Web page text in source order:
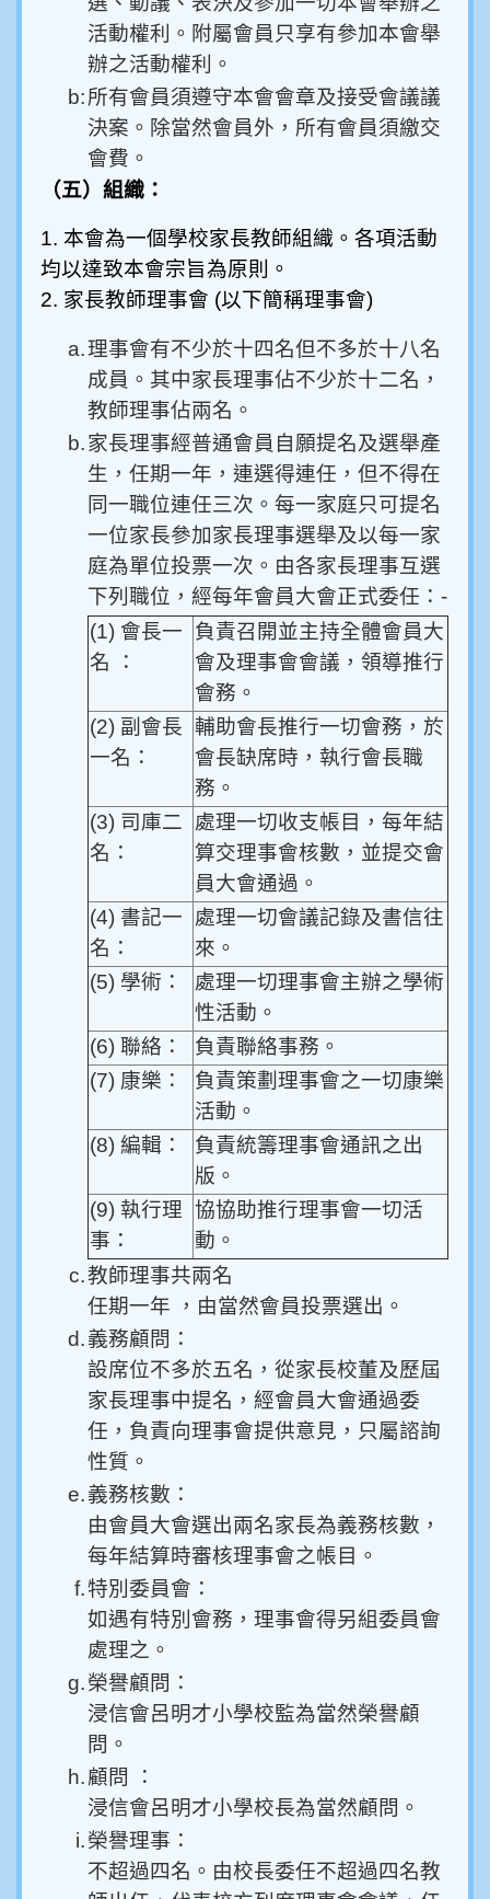
活動權利。附屬會員只享有參加本會舉
辦之活動權利。
b:所有會員須遵守本會會章及接受會議議
決案。除當然會員外，所有會員須繳交
會費。
（五）組織：
1. 本會為一個學校家長教師組織。各項活動
均以達致本會宗旨為原則。
2. 家長教師理事會 (以下簡稱理事會)
a.理事會有不少於十四名但不多於十八名
成員。其中家長理事佔不少於十二名，
教師理事佔兩名。
b.家長理事經普通會員自願提名及選舉產
生，任期一年，連選得連任，但不得在
同一職位連任三次。每一家庭只可提名
一位家長參加家長理事選舉及以每一家
庭為單位投票一次。由各家長理事互選
下列職位，經每年會員大會正式委任： -
(1) 會長一
名 ：
負責召開並主持全體會員大
會及理事會會議，領導推行
會務。
(2) 副會長
一名：
輔助會長推行一切會務，於
會長缺席時，執行會長職
務。
(3) 司庫二
名：
處理一切收支帳目，每年結
算交理事會核數，並提交會
員大會通過。
(4) 書記一
名：
處理一切會議記錄及書信往
來。
(5) 學術：
處理一切理事會主辦之學術
性活動。
(6) 聯絡：
負責聯絡事務。
(7) 康樂：
負責策劃理事會之一切康樂
活動。
(8) 編輯：
負責統籌理事會通訊之出
版。
(9) 執行理
事：
協協助推行理事會一切活
動。
c.教師理事共兩名
任期一年 ，由當然會員投票選出。
d.義務顧問：
設席位不多於五名，從家長校董及歷屆
家長理事中提名，經會員大會通過委
任，負責向理事會提供意見，只屬諮詢
性質。
e.義務核數：
由會員大會選出兩名家長為義務核數，
每年結算時審核理事會之帳目。
f.特別委員會：
如遇有特別會務，理事會得另組委員會
處理之。
g.榮譽顧問：
浸信會呂明才小學校監為當然榮譽顧
問。
h.顧問 ：
浸信會呂明才小學校長為當然顧問。
i.榮譽理事：
不超過四名。由校長委任不超過四名教